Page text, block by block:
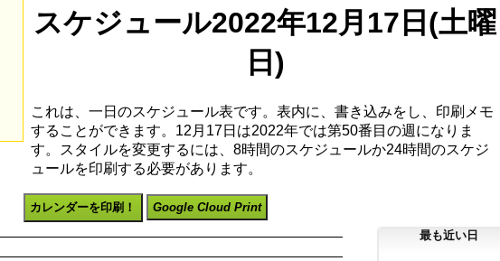
スケジュール2022年12月17日(土曜
日)
これは、一日のスケジュール表です。表内に、書き込みをし、印刷メモ
することができます。12月17日は2022年では第50番目の週になりま
す。スタイルを変更するには、8時間のスケジュールか24時間のスケジ
ュールを印刷する必要があります。
カレンダーを印刷！ Google Cloud Print
最も近い日